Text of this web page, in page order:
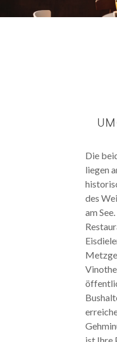
Die
liegen
des
am